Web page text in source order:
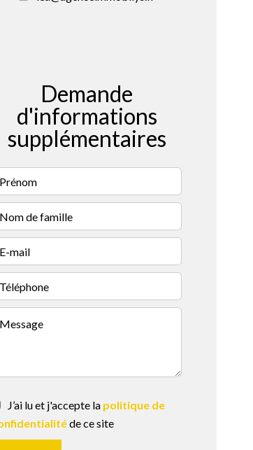
Demande
d'informations
supplémentaires
J’ai lu et j'accepte la politique de
de ce site